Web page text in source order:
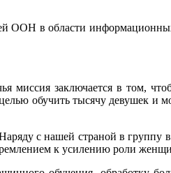
ООН в области
миссия заключается в том,
обучить тысячу девушек
с нашей страной в
к усилению роли